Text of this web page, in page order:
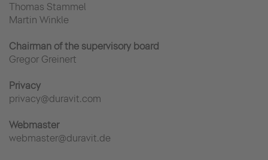
Thomas Stammel
Martin Winkle
Chairman of the supervisory board
Gregor Greinert
Privacy
privacy@duravit.com
Webmaster
webmaster@duravit.de